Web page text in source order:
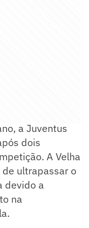
a Juventus
dois
A Velha
ultrapassar o
devido a
na